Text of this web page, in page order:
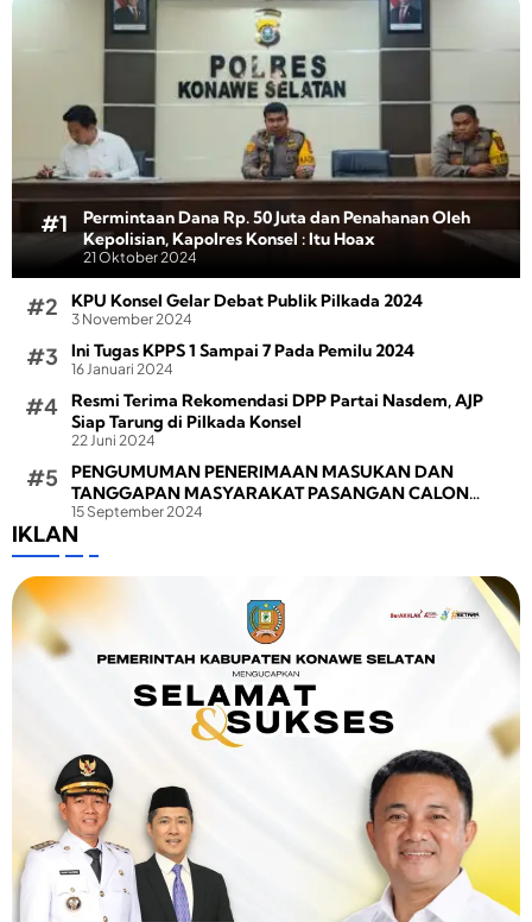
Permintaan Dana Rp. 50 Juta dan Penahanan Oleh
Kepolisian, Kapolres Konsel : Itu Hoax
21 Oktober 2024
KPU Konsel Gelar Debat Publik Pilkada 2024
3 November 2024
Ini Tugas KPPS 1 Sampai 7 Pada Pemilu 2024
16 Januari 2024
Resmi Terima Rekomendasi DPP Partai Nasdem, AJP
Siap Tarung di Pilkada Konsel
22 Juni 2024
PENGUMUMAN PENERIMAAN MASUKAN DAN
TANGGAPAN MASYARAKAT PASANGAN CALON
BUPATI DAN WAKIL BUPATI PADA PEMILIHAN BUPATI
DAN WAKIL BUPATI KONAWE SELATAN TAHUN 2024
15 September 2024
IKLAN